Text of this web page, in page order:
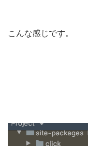
こんな感じです。